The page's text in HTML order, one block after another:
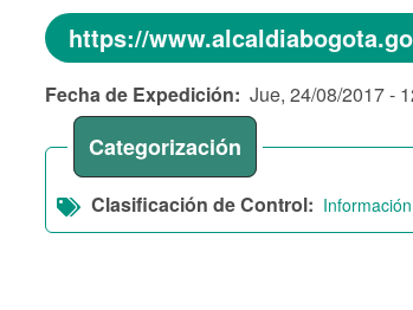
https://
Fecha de Expedición Jue, 24/08/2017 -
Categorización
Clasificación de Control